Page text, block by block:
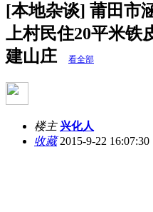
[本地杂谈] 莆田市
上村民住20平米铁
建山庄
看全部
楼主 兴化人
收藏2015-9-22 16:07:30